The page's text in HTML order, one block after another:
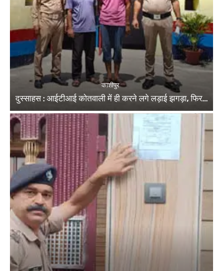
काशीपुर
दुस्साहस : आईटीआई कोतवाली में ही करने लगे लड़ाई झगड़ा, फिर…